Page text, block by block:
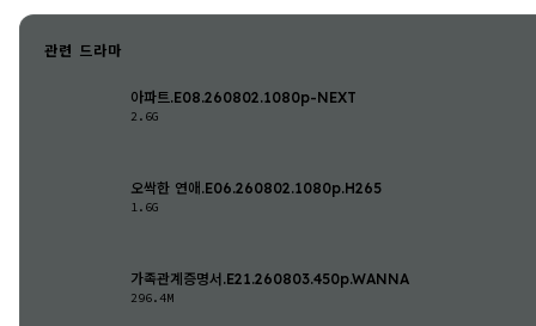
관련 드라마
아파트.E08.260802.1080p-NEXT
2.6G
오싹한 연애.E06.260802.1080p.H265
1.6G
가족관계증명서.E21.260803.450p.WANNA
296.4M